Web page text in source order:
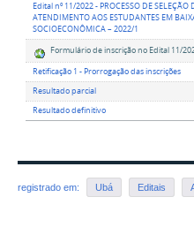
Edital nº 11/2022 - PROCESSO DE SELEÇÃO
ATENDIMENTO AOS ESTUDANTES EM
SOCIOECONÔMICA – 2022/1
Formulário de inscrição no Edital 11/
Retificação 1 - Prorrogação das inscrições
Resultado parcial
Resultado definitivo
registrado em: Ubá Editais